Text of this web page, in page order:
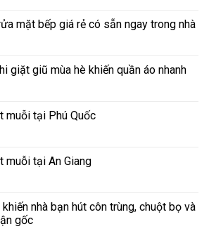
mặt bếp giá rẻ có sẵn ngay trong nhà
giặt giũ mùa hè khiến quần áo nhanh
muỗi tại Phú Quốc
muỗi tại An Giang
nhà bạn hút côn trùng, chuột bọ và
gốc